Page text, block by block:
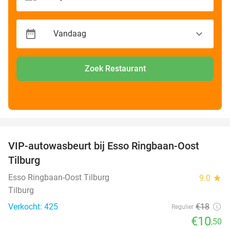
Zoek Restaurant
42%
VIP-autowasbeurt bij Esso Ringbaan-Oost
Tilburg
Esso Ringbaan-Oost Tilburg 9.0 star
Tilburg
Verkocht: 425
Regulier €18
€10,50